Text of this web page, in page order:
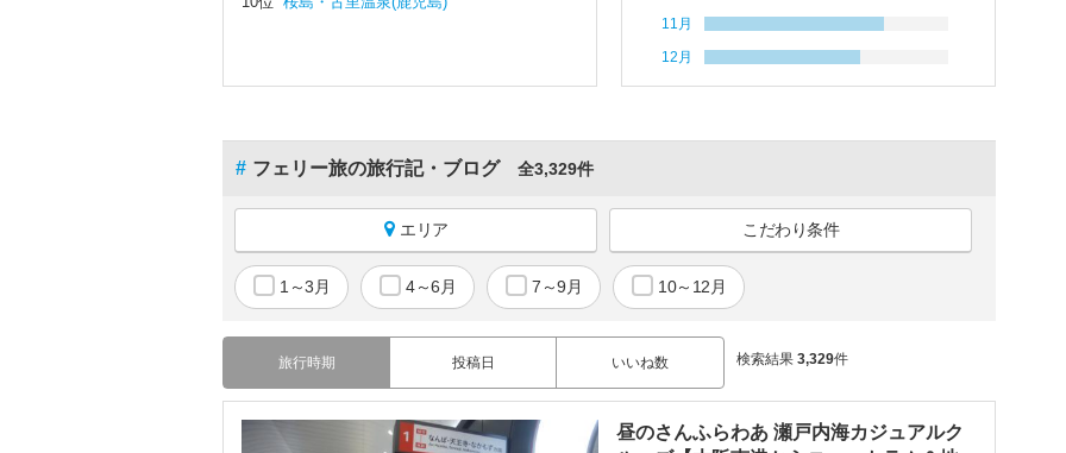
11月
12月
# フェリー旅の旅行記・ブログ 全3,329件
エリア こだわり条件
1～3月 4～6月 7～9月 10～12月
国内すべて
青森
岩手
旅行時期 投稿日 いいね数 検索結果 3,329件
昼のさんふらわあ 瀬戸内海カジュアルク